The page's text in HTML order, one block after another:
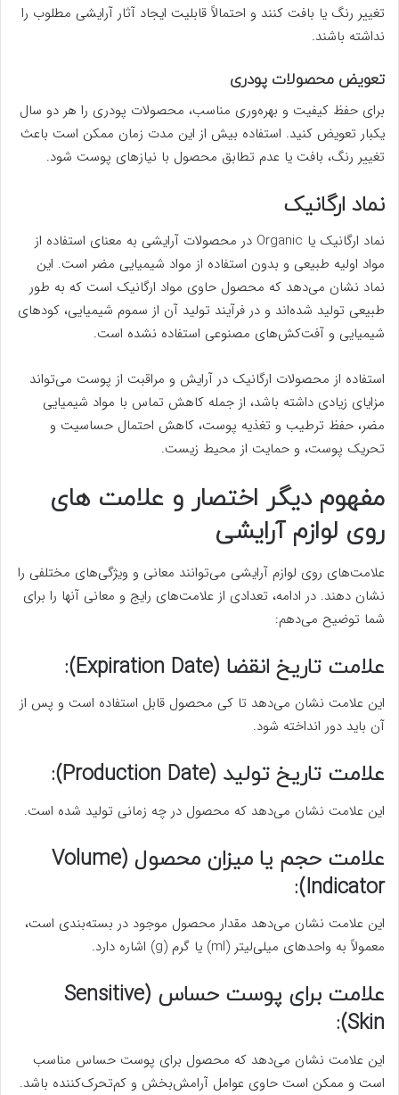
تغییر رنگ یا بافت کنند و احتمالاً قابلیت ایجاد آثار آرایشی مطلوب را
نداشته باشند.
تعویض محصولات پودری
برای حفظ کیفیت و بهره‌وری مناسب، محصولات پودری را هر دو سال
یکبار تعویض کنید. استفاده بیش از این مدت زمان ممکن است باعث
تغییر رنگ، بافت یا عدم تطابق محصول با نیازهای پوست شود.
نماد ارگانیک
نماد ارگانیک یا Organic در محصولات آرایشی به معنای استفاده از
مواد اولیه طبیعی و بدون استفاده از مواد شیمیایی مضر است. این
نماد نشان می‌دهد که محصول حاوی مواد ارگانیک است که به طور
طبیعی تولید شده‌اند و در فرآیند تولید آن از سموم شیمیایی، کودهای
شیمیایی و آفت‌کش‌های مصنوعی استفاده نشده است.
استفاده از محصولات ارگانیک در آرایش و مراقبت از پوست می‌تواند
مزایای زیادی داشته باشد، از جمله کاهش تماس با مواد شیمیایی
مضر، حفظ ترطیب و تغذیه پوست، کاهش احتمال حساسیت و
تحریک پوست، و حمایت از محیط زیست.
مفهوم دیگر اختصار و علامت های
روی لوازم آرایشی
علامت‌های روی لوازم آرایشی می‌توانند معانی و ویژگی‌های مختلفی را
نشان دهند. در ادامه، تعدادی از علامت‌های رایج و معانی آنها را برای
شما توضیح می‌دهم:
علامت تاریخ انقضا (Expiration Date):
این علامت نشان می‌دهد تا کی محصول قابل استفاده است و پس از
آن باید دور انداخته شود.
علامت تاریخ تولید (Production Date):
این علامت نشان می‌دهد که محصول در چه زمانی تولید شده است.
علامت حجم یا میزان محصول (Volume
Indicator):
این علامت نشان می‌دهد مقدار محصول موجود در بسته‌بندی است،
معمولاً به واحد‌های میلی‌لیتر (ml) یا گرم (g) اشاره دارد.
علامت برای پوست حساس (Sensitive
Skin):
این علامت نشان می‌دهد که محصول برای پوست حساس مناسب
است و ممکن است حاوی عوامل آرامش‌بخش و کم‌تحرک‌کننده باشد.